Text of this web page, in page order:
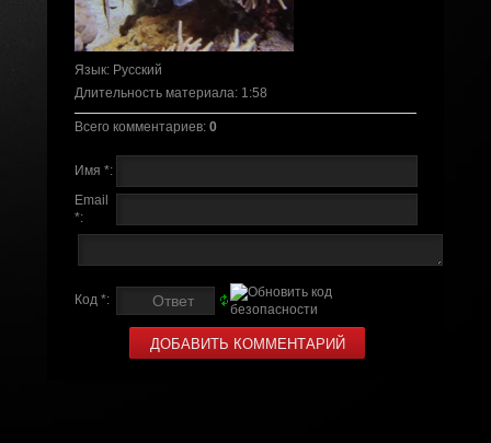
Язык: Русский
Длительность материала: 1:58
Всего комментариев: 0
Имя *:
Email
*:
Код *: